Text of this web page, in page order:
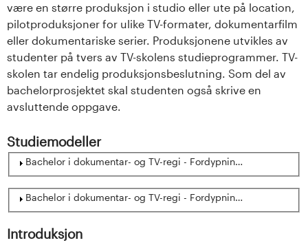
være en større produksjon i studio eller ute på location,
pilotproduksjoner for ulike TV-formater, dokumentarfilm
eller dokumentariske serier. Produksjonene utvikles av
studenter på tvers av TV-skolens studieprogrammer. TV-
skolen tar endelig produksjonsbeslutning. Som del av
bachelorprosjektet skal studenten også skrive en
avsluttende oppgave.
Studiemodeller
Show
Bachelor i dokumentar- og TV-regi - Fordypning
Show
Bachelor i dokumentar- og TV-regi - Fordypning
Introduksjon